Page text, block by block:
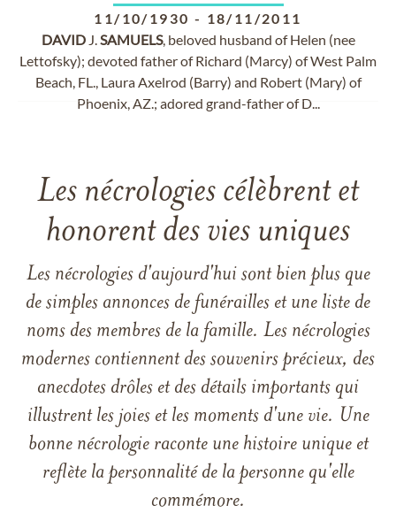
11/10/1930 - 18/11/2011
DAVIDJ.SAMUELS, beloved husband of Helen (nee
Lettofsky); devoted father of Richard (Marcy) of West Palm
Beach, FL., Laura Axelrod (Barry) and Robert (Mary) of
Phoenix, AZ.; adored grand-father of D...
Les nécrologies célèbrent et
honorent des vies uniques
Les nécrologies d'aujourd'hui sont bien plus que
de simples annonces de funérailles et une liste de
noms des membres de la famille. Les nécrologies
modernes contiennent des souvenirs précieux, des
anecdotes drôles et des détails importants qui
illustrent les joies et les moments d'une vie. Une
bonne nécrologie raconte une histoire unique et
reflète la personnalité de la personne qu'elle
commémore.